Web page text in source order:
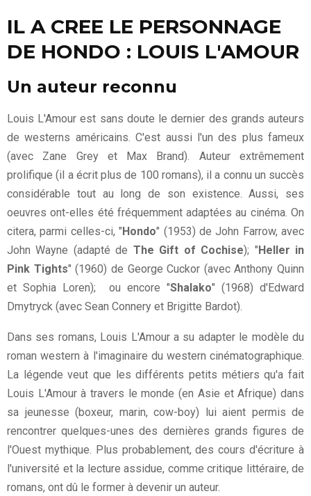
IL A CREE LE PERSONNAGE
DE HONDO : LOUIS L'AMOUR
Un auteur reconnu
Louis L'Amour est sans doute le dernier des grands auteurs
de westerns américains. C'est aussi l'un des plus fameux
(avec Zane Grey et Max Brand). Auteur extrêmement
prolifique (il a écrit plus de 100 romans), il a connu un succès
considérable tout au long de son existence. Aussi, ses
oeuvres ont-elles été fréquemment adaptées au cinéma. On
citera, parmi celles-ci, "Hondo" (1953) de John Farrow, avec
John Wayne (adapté de The Gift of Cochise); "Heller in
Pink Tights" (1960) de George Cuckor (avec Anthony Quinn
et Sophia Loren); ou encore "Shalako" (1968) d'Edward
Dmytryck (avec Sean Connery et Brigitte Bardot).
Dans ses romans, Louis L'Amour a su adapter le modèle du
roman western à l'imaginaire du western cinématographique.
La légende veut que les différents petits métiers qu'a fait
Louis L'Amour à travers le monde (en Asie et Afrique) dans
sa jeunesse (boxeur, marin, cow-boy) lui aient permis de
rencontrer quelques-unes des dernières grands figures de
l'Ouest mythique. Plus probablement, des cours d'écriture à
l'université et la lecture assidue, comme critique littéraire, de
romans, ont dû le former à devenir un auteur.